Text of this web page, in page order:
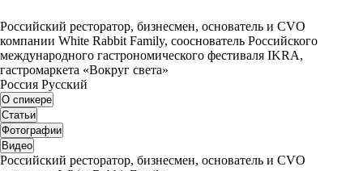
Российский ресторатор, бизнесмен, основатель и CVO
компании White Rabbit Family, сооснователь Российского
международного гастрономического фестиваля IKRA,
гастромаркета «Вокруг света»
Россия Русский
О спикере
Статьи
Фотографии
Видео
Российский ресторатор, бизнесмен, основатель и CVO